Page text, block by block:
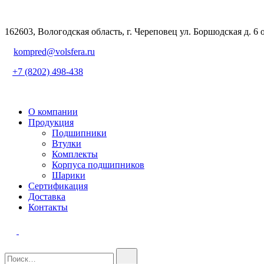
162603, Вологодская область, г. Череповец ул. Боршодская д. 6
kompred@volsfera.ru
+7 (8202) 498-438
О компании
Продукция
Подшипники
Втулки
Комплекты
Корпуса подшипников
Шарики
Сертификация
Доставка
Контакты